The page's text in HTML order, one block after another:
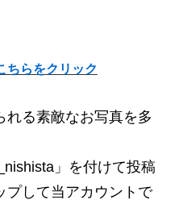
ちらをクリック
れる素敵なお写真を多
」を付けて投稿
プして当アカウントで